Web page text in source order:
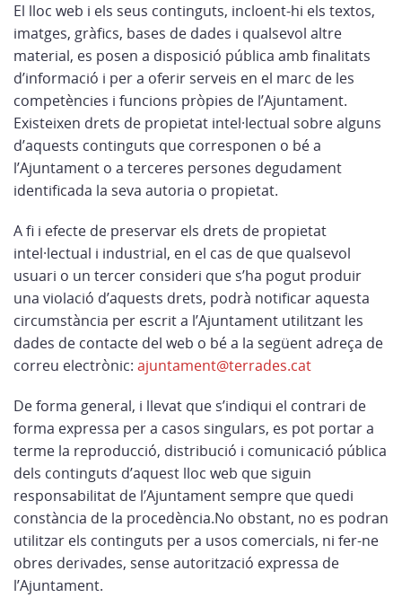
El lloc web i els seus continguts, incloent-hi els textos,
imatges, gràfics, bases de dades i qualsevol altre
material, es posen a disposició pública amb finalitats
d’informació i per a oferir serveis en el marc de les
competències i funcions pròpies de l’Ajuntament.
Existeixen drets de propietat intel·lectual sobre alguns
d’aquests continguts que corresponen o bé a
l’Ajuntament o a terceres persones degudament
identificada la seva autoria o propietat.
A fi i efecte de preservar els drets de propietat
intel·lectual i industrial, en el cas de que qualsevol
usuari o un tercer consideri que s’ha pogut produir
una violació d’aquests drets, podrà notificar aquesta
circumstància per escrit a l’Ajuntament utilitzant les
dades de contacte del web o bé a la següent adreça de
correu electrònic: ajuntament@terrades.cat
De forma general, i llevat que s’indiqui el contrari de
forma expressa per a casos singulars, es pot portar a
terme la reproducció, distribució i comunicació pública
dels continguts d’aquest lloc web que siguin
responsabilitat de l’Ajuntament sempre que quedi
constància de la procedència.No obstant, no es podran
utilitzar els continguts per a usos comercials, ni fer-ne
obres derivades, sense autorització expressa de
l’Ajuntament.